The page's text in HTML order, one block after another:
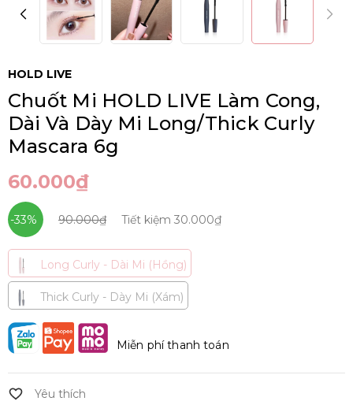
HOLD LIVE
Chuốt Mi HOLD LIVE Làm Cong,
Dài Và Dày Mi Long/Thick Curly
Mascara 6g
60.000₫
-33% 90.000₫ Tiết kiệm 30.000₫
Long Curly - Dài Mi (Hồng)
Thick Curly - Dày Mi (Xám)
Miễn phí thanh toán